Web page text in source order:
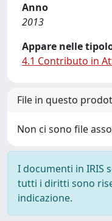
Anno
2013
Appare nelle
4.1 Contributo in
File in questo
Non ci sono file
I documenti in IRIS
tutti i diritti sono
indicazione.